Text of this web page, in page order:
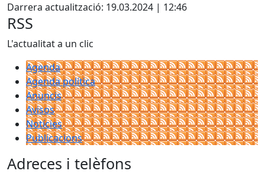
Darrera actualització: 19.03.2024 | 12:46
RSS
L'actualitat a un clic
Agenda
Agenda política
Anuncis
Avisos
Notícies
Publicacions
Adreces i telèfons